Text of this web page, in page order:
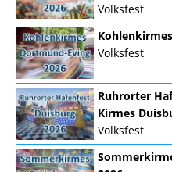
Volksfest
Volksfest
Ruhrorter
Kirmes
Volksfest